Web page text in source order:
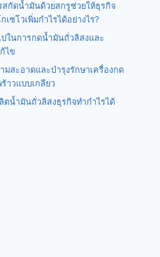
สกัดน้ำมันด้วยสกรูช่วยให้ธุรกิจ
เซโวเพิ่มกำไรได้อย่างไร?
ในการกดน้ำมันถั่วลิสงและ
ไข
มสะอาดและบำรุงรักษาเครื่องกด
าวแบบเกลียว
ตน้ำมันถั่วลิสงธุรกิจทำกำไรได้